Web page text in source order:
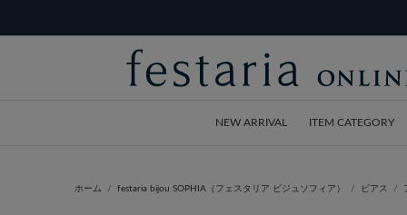
NEW ARRIVAL ITEM CATEGORY
ホーム festaria bijou SOPHIA（フェスタリア ビジュソフィア） ピアス